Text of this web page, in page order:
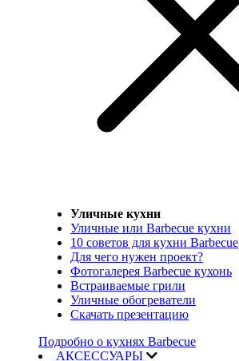
Уличные кухни
Уличные или Barbecue кухни
10 советов для кухни Barbecue
Для чего нужен проект?
Фотогалерея Barbecue кухонь
Встраиваемые грили
Уличные обогреватели
Скачать презентацию
Подробно о кухнях Barbecue
АКСЕССУАРЫ